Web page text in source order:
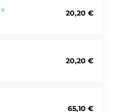
v
20,20 €
20,20 €
65,10 €